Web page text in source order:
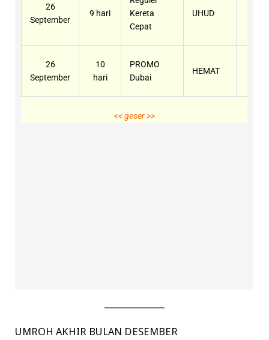
UMROH AKHIR BULAN DESEMBER